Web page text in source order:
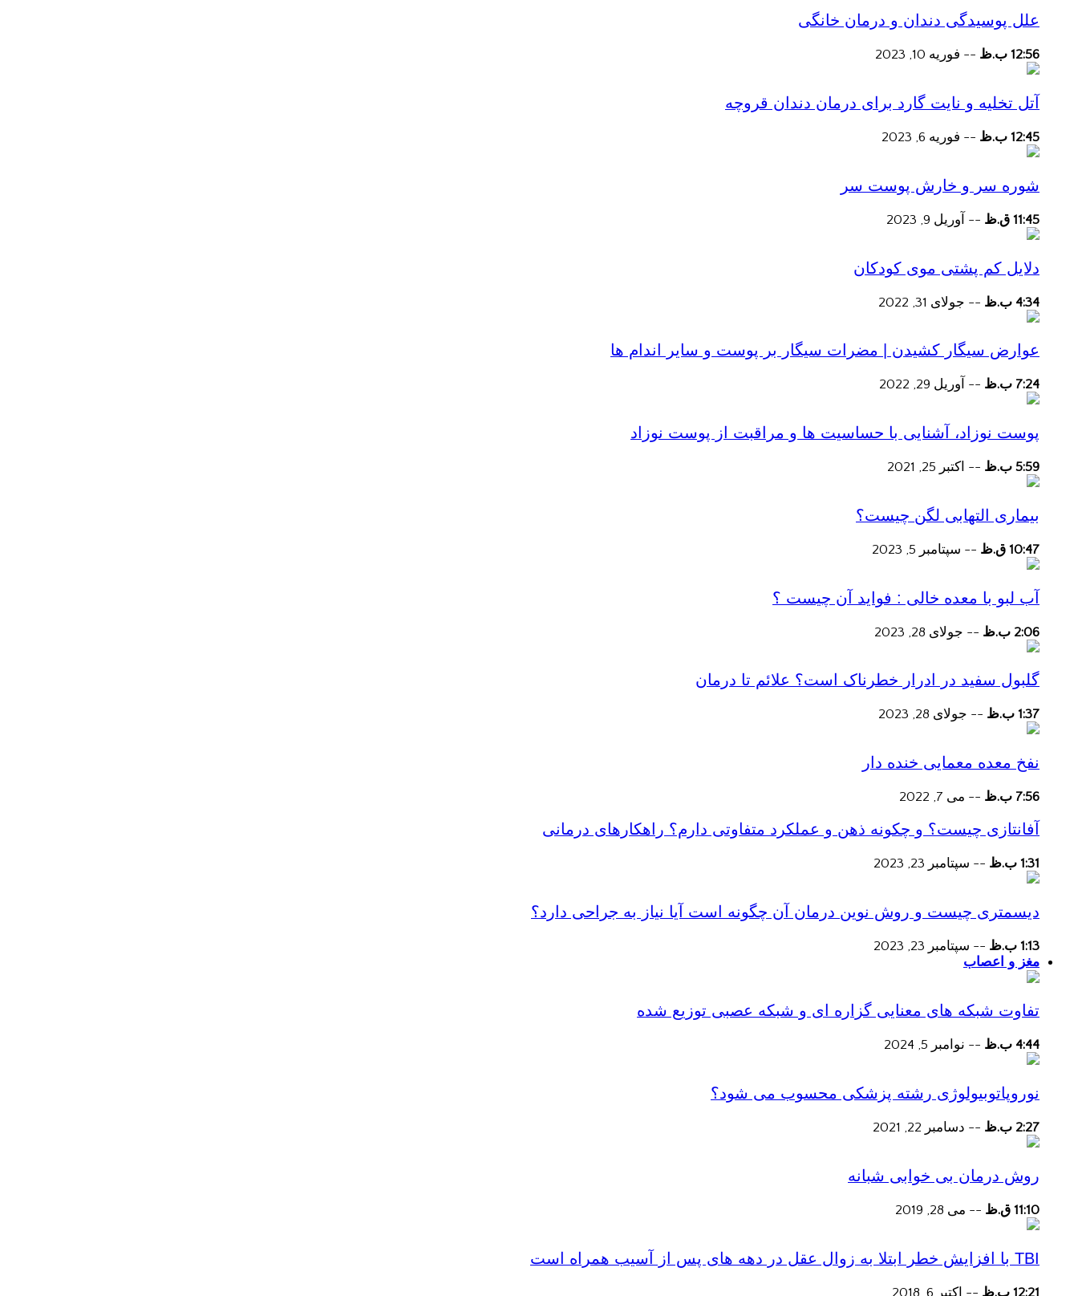
علل پوسیدگی دندان و درمان خانگی
12:56 ب.ظ -- فوریه 10, 2023
آتل تخلیه و نایت گارد برای درمان دندان قروچه
12:45 ب.ظ -- فوریه 6, 2023
شوره سر و خارش پوست سر
11:45 ق.ظ -- آوریل 9, 2023
دلایل کم پشتی موی کودکان
4:34 ب.ظ -- جولای 31, 2022
عوارض سیگار کشیدن | مضرات سیگار بر پوست و سایر اندام ها
7:24 ب.ظ -- آوریل 29, 2022
پوست نوزاد، آشنایی با حساسیت ها و مراقبت از پوست نوزاد
5:59 ب.ظ -- اکتبر 25, 2021
بیماری التهابی لگن چیست؟
10:47 ق.ظ -- سپتامبر 5, 2023
آب لبو با معده خالی : فواید آن چیست ؟
2:06 ب.ظ -- جولای 28, 2023
گلبول سفید در ادرار خطرناک است؟ علائم تا درمان
1:37 ب.ظ -- جولای 28, 2023
نفخ معده معمایی خنده دار
7:56 ب.ظ -- می 7, 2022
آفانتازی چیست؟ و چکونه ذهن و عملکرد متفاوتی دارم؟ راهکارهای درمانی
1:31 ب.ظ -- سپتامبر 23, 2023
دیسمتری چیست و روش نوین درمان آن چگونه است آیا نیاز به جراحی دارد؟
1:13 ب.ظ -- سپتامبر 23, 2023
مغز و اعصاب
تفاوت شبکه های معنایی گزاره ای و شبکه عصبی توزیع شده
4:44 ب.ظ -- نوامبر 5, 2024
نوروپاتوبیولوژی رشته پزشکی محسوب می شود؟
2:27 ب.ظ -- دسامبر 22, 2021
روش درمان بی خوابی شبانه
11:10 ق.ظ -- می 28, 2019
TBI با افزایش خطر ابتلا به زوال عقل در دهه های پس از آسیب همراه است
12:21 ب.ظ -- اکتبر 6, 2018